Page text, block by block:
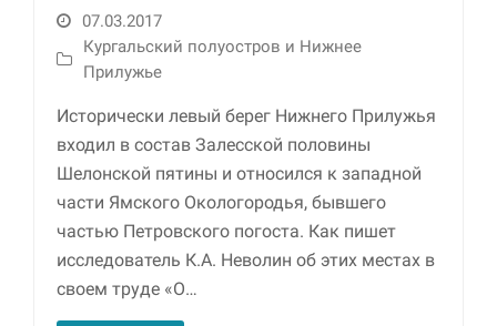
07.03.2017
Кургальский полуостров и Нижнее
Прилужье
Исторически левый берег Нижнего Прилужья
входил в состав Залесской половины
Шелонской пятины и относился к западной
части Ямского Окологородья, бывшего
частью Петровского погоста. Как пишет
исследователь К.А. Неволин об этих местах в
своем труде «О…
этих файлов cookie
необходимы для
функционирования
веб-сайта.
Статистика и